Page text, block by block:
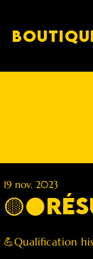
19 nov. 2023
💪Qualification